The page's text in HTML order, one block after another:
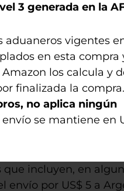
3 generada en la
aduaneros vigentes
en esta compra
los calcula y
finalizada la compra.
no aplica ningún
envío se mantiene en